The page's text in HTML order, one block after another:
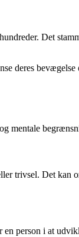
Det
deres
mentale
trivsel. Det kan
person i at